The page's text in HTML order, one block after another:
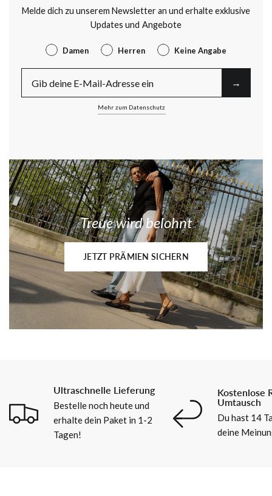
Melde dich zu unserem Newsletter an und erhalte exklusive
Updates und Angebote
Gender Damen Herren Keine Angabe
→︎
Mehr zum Datenschutz
Treue wird belohnt
JETZT PRÄMIEN SICHERN
Ultraschnelle Lieferung
Bestelle noch heute und
erhalte dein Paket in 1-2
Tagen!
Kostenlose
Umtausch
Du hast 14
deine